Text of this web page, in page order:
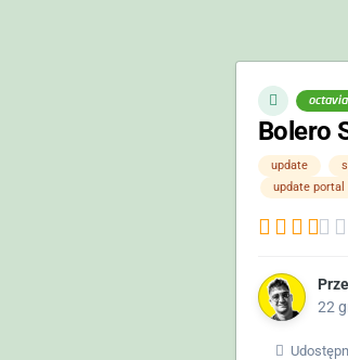
Bolero
update
update portal
22